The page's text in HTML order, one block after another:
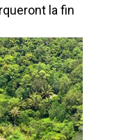
la fin